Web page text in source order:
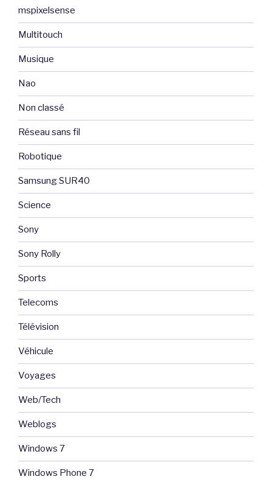
mspixelsense
Multitouch
Musique
Nao
Non classé
Réseau sans fil
Robotique
Samsung SUR40
Science
Sony
Sony Rolly
Sports
Telecoms
Télévision
Véhicule
Voyages
Web/Tech
Weblogs
Windows 7
Windows Phone 7